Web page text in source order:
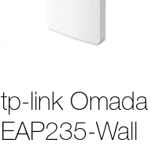
tp-link Omada
EAP235-Wall